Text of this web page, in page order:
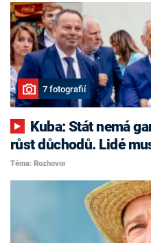
7 fotografií
růst důchodů. Lidé
Téma: Rozhovor